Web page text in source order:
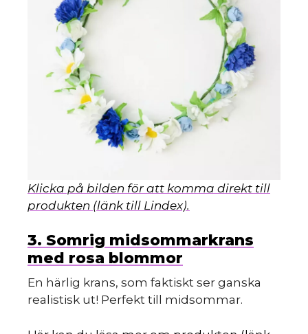
Klicka på bilden för att komma direkt till
produkten (länk till Lindex).
3. Somrig midsommarkrans
med rosa blommor
En härlig krans, som faktiskt ser ganska
realistisk ut! Perfekt till midsommar.